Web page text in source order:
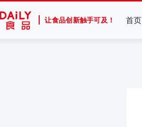
让食品创新触手可及！ 首页